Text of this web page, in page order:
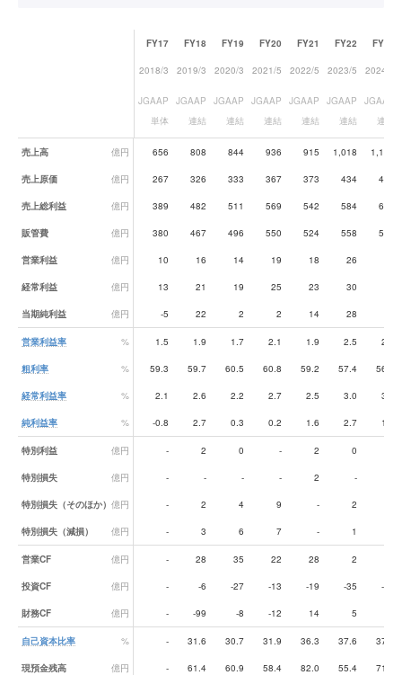
業績データ一覧
FY17 FY18 FY19 FY20 FY21 FY22 FY23
2018/3 2019/3 2020/3 2021/5 2022/5 2023/5 2024/5
JGAAP
単体
JGAAP
連結
JGAAP
連結
JGAAP
連結
JGAAP
連結
JGAAP
連結
JGAAP
連結
売上高 億円 656 808 844 936 915 1,018 1,117
売上原価 億円 267 326 333 367 373 434 489
売上総利益 億円 389 482 511 569 542 584 628
販管費 億円 380 467 496 550 524 558 597
営業利益 億円 10 16 14 19 18 26
経常利益 億円 13 21 19 25 23 30
当期純利益 億円 -5 22 2 2 14 28
営業利益率 % 1.5 1.9 1.7 2.1 1.9 2.5 2.7
粗利率 % 59.3 59.7 60.5 60.8 59.2 57.4 56.2
経常利益率 % 2.1 2.6 2.2 2.7 2.5 3.0 3.1
純利益率 % -0.8 2.7 0.3 0.2 1.6 2.7 1.5
特別利益 億円 - 2 0 - 2 0
特別損失 億円 - - - - 2 -
特別損失（そのほか） 億円 - 2 4 9 - 2
特別損失（減損） 億円 - 3 6 7 - 1
営業CF 億円 - 28 35 22 28 2
投資CF 億円 - -6 -27 -13 -19 -35 -24
財務CF 億円 - -99 -8 -12 14 5
自己資本比率 % - 31.6 30.7 31.9 36.3 37.6 37.1
現預金残高 億円 - 61.4 60.9 58.4 82.0 55.4 71.8